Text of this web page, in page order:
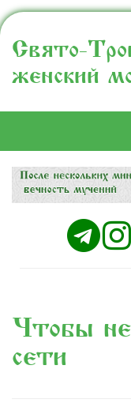
Свято-
женский
Чтобы
сети